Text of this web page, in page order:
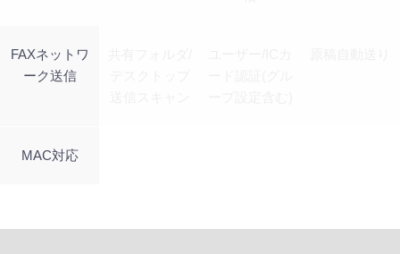
FAXネットワ
ーク送信
MAC対応